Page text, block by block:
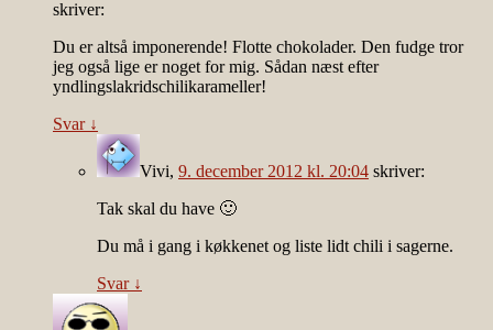
skriver:
Du er altså imponerende! Flotte chokolader. Den fudge tror
jeg også lige er noget for mig. Sådan næst efter
yndlingslakridschilikarameller!
Svar ↓
Vivi, 9. december 2012 kl. 20:04 skriver:
Tak skal du have 🙂
Du må i gang i køkkenet og liste lidt chili i sagerne.
Svar ↓